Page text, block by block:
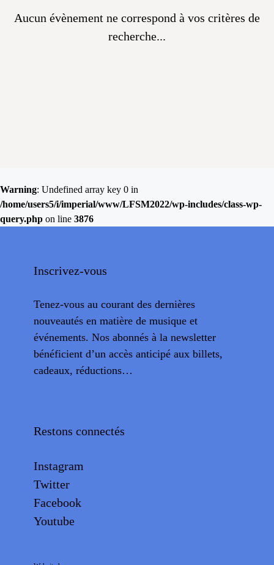
Aucun évènement ne correspond à vos critères de
recherche...
Warning: Undefined array key 0 in
/home/users5/i/imperial/www/LFSM2022/wp-includes/class-wp-
query.php on line 3876
Inscrivez-vous
Tenez-vous au courant des dernières
nouveautés en matière de musique et
événements. Nos abonnés à la newsletter
bénéficient d’un accès anticipé aux billets,
cadeaux, réductions…
Restons connectés
Instagram
Twitter
Facebook
Youtube